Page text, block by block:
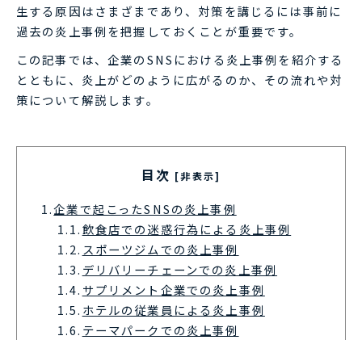
生する原因はさまざまであり、対策を講じるには事前に
過去の炎上事例を把握しておくことが重要です。
この記事では、企業のSNSにおける炎上事例を紹介する
とともに、炎上がどのように広がるのか、その流れや対
策について解説します。
目次 [非表示]
1.企業で起こったSNSの炎上事例
1.1.飲食店での迷惑行為による炎上事例
1.2. スポーツジムでの炎上事例
1.3. デリバリーチェーンでの炎上事例
1.4. サプリメント企業での炎上事例
1.5. ホテルの従業員による炎上事例
1.6. テーマパークでの炎上事例